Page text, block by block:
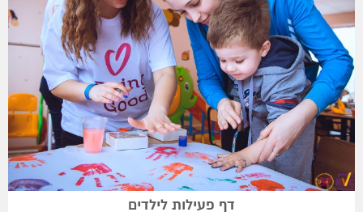
דף פעילות לילדים